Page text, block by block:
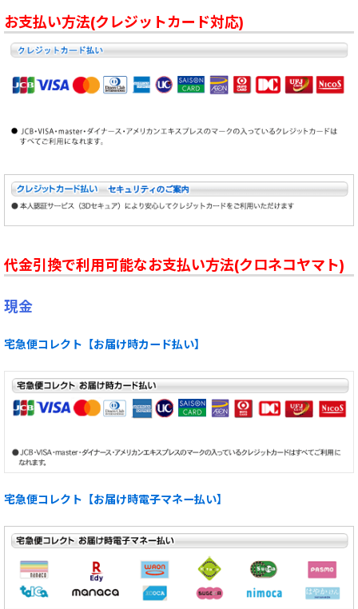
お支払い方法(クレジットカード対応)
代金引換で利用可能なお支払い方法(クロネコヤマト)
現金
宅急便コレクト【お届け時カード払い】
宅急便コレクト【お届け時電子マネー払い】